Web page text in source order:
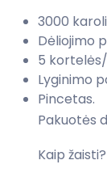
3000
Dėliojimo
5
Lyginimo
Pincetas.
Pakuotės
Kaip žaisti?